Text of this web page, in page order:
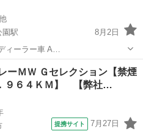
園駅
8月2日
ィーラー車 A…
シボレーアストロ
ーＭＷ Ｇセレクション【禁煙
９６４ＫＭ】 【弊社…
提携サイト 7月27日